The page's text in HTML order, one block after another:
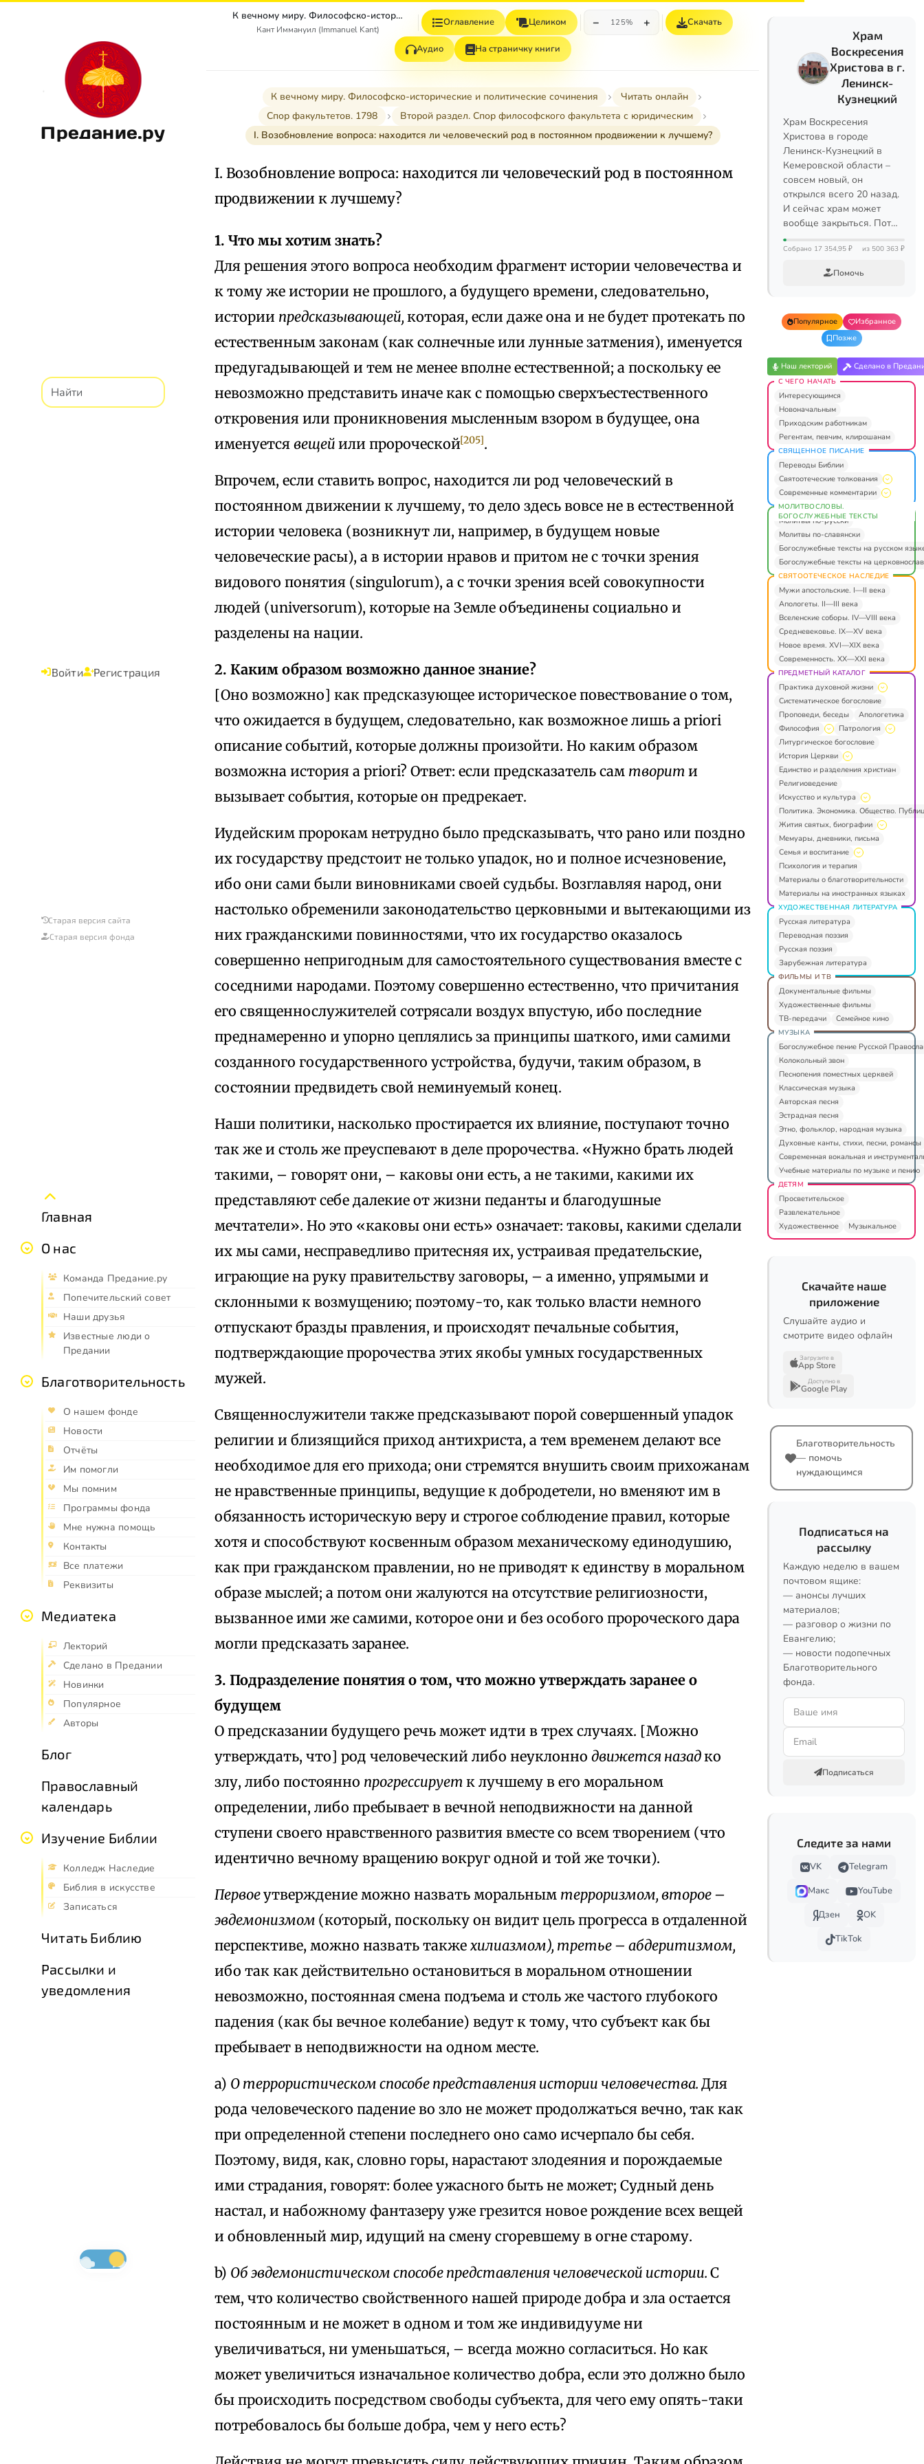
Предание.ру
Войти Регистрация
Старая версия сайта
Старая версия фонда
Главная
О нас
Команда Предание.ру
Попечительский совет
Наши друзья
Известные люди о
Предании
Благотворительность
О нашем фонде
Новости
Отчёты
Им помогли
Мы помним
Программы фонда
Мне нужна помощь
Контакты
Все платежи
Реквизиты
Медиатека
Лекторий
Сделано в Предании
Новинки
Популярное
Авторы
Блог
Православный
календарь
Изучение Библии
Колледж Наследие
Библия в искусстве
Записаться
Читать Библию
Рассылки и
уведомления
К вечному миру. Философско-исторические и политические сочинения
Кант Иммануил (Immanuel Kant)
Оглавление Целиком − 125% + Скачать
Аудио На страничку книги
К вечному миру. Философско-исторические и политические сочинения
Читать онлайн
Спор факультетов. 1798
Второй раздел. Спор философского факультета с юридическим
I. Возобновление вопроса: находится ли человеческий род в постоянном продвижении к лучшему?
I. Возобновление вопроса: находится ли человеческий род в постоянном
продвижении к лучшему?
1. Что мы хотим знать?
Для решения этого вопроса необходим фрагмент истории человечества и
к тому же истории не прошлого, а будущего времени, следовательно,
истории предсказывающей, которая, если даже она и не будет протекать по
естественным законам (как солнечные или лунные затмения), именуется
предугадывающей и тем не менее вполне естественной; а поскольку ее
невозможно представить иначе как с помощью сверхъестественного
откровения или проникновения мысленным взором в будущее, она
именуется вещей или пророческой[205].
Впрочем, если ставить вопрос, находится ли род человеческий в
постоянном движении к лучшему, то дело здесь вовсе не в естественной
истории человека (возникнут ли, например, в будущем новые
человеческие расы), а в истории нравов и притом не с точки зрения
видового понятия (singulorum), а с точки зрения всей совокупности
людей (universorum), которые на Земле объединены социально и
разделены на нации.
2. Каким образом возможно данное знание?
[Оно возможно] как предсказующее историческое повествование о том,
что ожидается в будущем, следовательно, как возможное лишь a priori
описание событий, которые должны произойти. Но каким образом
возможна история a priori? Ответ: если предсказатель сам творит и
вызывает события, которые он предрекает.
Иудейским пророкам нетрудно было предсказывать, что рано или поздно
их государству предстоит не только упадок, но и полное исчезновение,
ибо они сами были виновниками своей судьбы. Возглавляя народ, они
настолько обременили законодательство церковными и вытекающими из
них гражданскими повинностями, что их государство оказалось
совершенно непригодным для самостоятельного существования вместе с
соседними народами. Поэтому совершенно естественно, что причитания
его священнослужителей сотрясали воздух впустую, ибо последние
преднамеренно и упорно цеплялись за принципы шаткого, ими самими
созданного государственного устройства, будучи, таким образом, в
состоянии предвидеть свой неминуемый конец.
Наши политики, насколько простирается их влияние, поступают точно
так же и столь же преуспевают в деле пророчества. «Нужно брать людей
такими, – говорят они, – каковы они есть, а не такими, какими их
представляют себе далекие от жизни педанты и благодушные
мечтатели». Но это «каковы они есть» означает: таковы, какими сделали
их мы сами, несправедливо притесняя их, устраивая предательские,
играющие на руку правительству заговоры, – а именно, упрямыми и
склонными к возмущению; поэтому-то, как только власти немного
отпускают бразды правления, и происходят печальные события,
подтверждающие пророчества этих якобы умных государственных
мужей.
Священнослужители также предсказывают порой совершенный упадок
религии и близящийся приход антихриста, а тем временем делают все
необходимое для его прихода; они стремятся внушить своим прихожанам
не нравственные принципы, ведущие к добродетели, но вменяют им в
обязанность историческую веру и строгое соблюдение правил, которые
хотя и способствуют косвенным образом механическому единодушию,
как при гражданском правлении, но не приводят к единству в моральном
образе мыслей; а потом они жалуются на отсутствие религиозности,
вызванное ими же самими, которое они и без особого пророческого дара
могли предсказать заранее.
3. Подразделение понятия о том, что можно утверждать заранее о
будущем
О предсказании будущего речь может идти в трех случаях. [Можно
утверждать, что] род человеческий либо неуклонно движется назадко
злу, либо постоянно прогрессирует к лучшему в его моральном
определении, либо пребывает в вечной неподвижности на данной
ступени своего нравственного развития вместе со всем творением (что
идентично вечному вращению вокруг одной и той же точки).
Первоеутверждение можно назвать моральным терроризмом, второе –
эвдемонизмом (который, поскольку он видит цель прогресса в отдаленной
перспективе, можно назвать также хилиазмом), третье – абдеритизмом,
ибо так как действительно остановиться в моральном отношении
невозможно, постоянная смена подъема и столь же частого глубокого
падения (как бы вечное колебание) ведут к тому, что субъект как бы
пребывает в неподвижности на одном месте.
a) О террористическом способе представления истории человечества. Для
рода человеческого падение во зло не может продолжаться вечно, так как
при определенной степени последнего оно само исчерпало бы себя.
Поэтому, видя, как, словно горы, нарастают злодеяния и порождаемые
ими страдания, говорят: более ужасного быть не может; Судный день
настал, и набожному фантазеру уже грезится новое рождение всех вещей
и обновленный мир, идущий на смену сгоревшему в огне старому.
b) Об эвдемонистическом способе представления человеческой истории. С
тем, что количество свойственного нашей природе добра и зла остается
постоянным и не может в одном и том же индивидууме ни
увеличиваться, ни уменьшаться, – всегда можно согласиться. Но как
может увеличиться изначальное количество добра, если это должно было
бы происходить посредством свободы субъекта, для чего ему опять-таки
потребовалось бы больше добра, чем у него есть?
Храм
Воскресения
Христова в г.
Ленинск-
Кузнецкий
Храм Воскресения
Христова в городе
Ленинск-Кузнецкий в
Кемеровской области –
совсем новый, он
открылся всего 20 назад.
И сейчас храм может
вообще закрыться. Пот…
Собрано 17 354,95 ₽ из 500 363 ₽
Помочь
Популярное
Избранное
Позже
Наш лекторий Сделано в
С ЧЕГО НАЧАТЬ
Интересующимся
Новоначальным
Приходским работникам
Регентам, певчим, клирошанам
СВЯЩЕННОЕ ПИСАНИЕ
Переводы Библии
Святоотеческие толкования
Современные комментарии
МОЛИТВОСЛОВЫ.
БОГОСЛУЖЕБНЫЕ ТЕКСТЫ
Молитвы по-русски
Молитвы по-славянски
Богослужебные тексты на русском
Богослужебные тексты на
СВЯТООТЕЧЕСКОЕ НАСЛЕДИЕ
Мужи апостольские. I—II века
Апологеты. II—III века
Вселенские соборы. IV—VIII века
Средневековье. IX—XV века
Новое время. XVI—XIX века
Современность. XX—XXI века
ПРЕДМЕТНЫЙ КАТАЛОГ
Практика духовной жизни
Систематическое богословие
Проповеди, беседы
Апологетика
Философия
Патрология
Литургическое богословие
История Церкви
Единство и разделения христиан
Религиоведение
Искусство и культура
Политика. Экономика. Общество.
Жития святых, биографии
Мемуары, дневники, письма
Семья и воспитание
Психология и терапия
Материалы о благотворительности
Материалы на иностранных языках
ХУДОЖЕСТВЕННАЯ ЛИТЕРАТУРА
Русская литература
Переводная поэзия
Русская поэзия
Зарубежная литература
ФИЛЬМЫ И ТВ
Документальные фильмы
Художественные фильмы
ТВ-передачи
Семейное кино
МУЗЫКА
Богослужебное пение Русской
Колокольный звон
Песнопения поместных церквей
Классическая музыка
Авторская песня
Эстрадная песня
Этно, фольклор, народная музыка
Духовные канты, стихи, песни, романсы
Современная вокальная и
Учебные материалы по музыке и пению
ДЕТЯМ
Просветительское
Развлекательное
Художественное
Музыкальное
Скачайте наше
приложение
Слушайте аудио и
смотрите видео офлайн
Загрузите в
App Store
Доступно в
Google Play
Благотворительность
— помочь
нуждающимся
Подписаться на
рассылку
Каждую неделю в вашем
почтовом ящике:
— анонсы лучших
материалов;
— разговор о жизни по
Евангелию;
— новости подопечных
Благотворительного
фонда.
Подписаться
Следите за нами
VK
Telegram
Макс
YouTube
Дзен
OK
TikTok